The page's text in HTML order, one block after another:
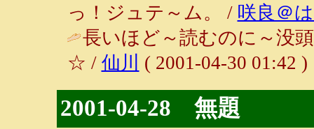
っ！ジュテ～ム。 / 咲良＠
長いほど～読むのに～没
☆ / 仙川 ( 2001-04-30 01:42 )
2001-04-28 無題